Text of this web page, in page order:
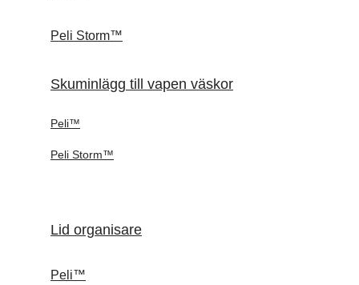
Peli Storm™
Skuminlägg till vapen väskor
Peli™
Peli Storm™
Lid organisare
Peli™